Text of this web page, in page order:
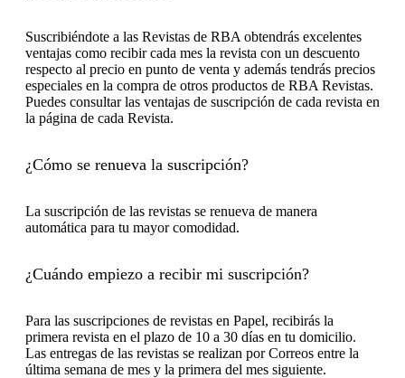
Suscribiéndote a las Revistas de RBA obtendrás excelentes
ventajas como recibir cada mes la revista con un descuento
respecto al precio en punto de venta y además tendrás precios
especiales en la compra de otros productos de RBA Revistas.
Puedes consultar las ventajas de suscripción de cada revista en
la página de cada Revista.
¿Cómo se renueva la suscripción?
La suscripción de las revistas se renueva de manera
automática para tu mayor comodidad.
¿Cuándo empiezo a recibir mi suscripción?
Para las suscripciones de revistas en Papel, recibirás la
primera revista en el plazo de 10 a 30 días en tu domicilio.
Las entregas de las revistas se realizan por Correos entre la
última semana de mes y la primera del mes siguiente.